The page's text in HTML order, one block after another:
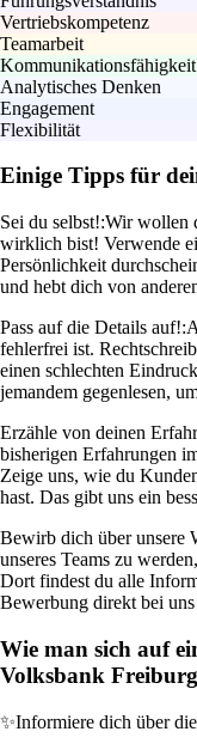
Vertriebskompetenz
Teamarbeit
Kommunikationsfähigkeit
Analytisches Denken
Engagement
Flexibilität
Einige Tipps für
Sei du selbst!:Wir wollen
wirklich bist! Verwende
Persönlichkeit
und hebt dich von
Pass auf die Details auf!:
fehlerfrei ist.
einen schlechten
jemandem gegenlesen,
Erzähle von deinen
bisherigen Erfahrungen
Zeige uns, wie du
hast. Das gibt uns ein
Bewirb dich über unsere
unseres Teams zu
Dort findest du alle
Bewerbung direkt bei
Wie man sich auf
Volksbank
✨Informiere dich über